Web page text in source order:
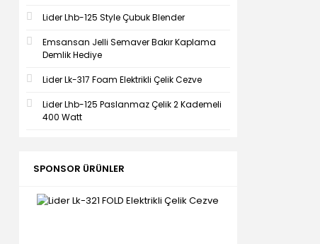
Lider Lhb-125 Style Çubuk Blender
Emsansan Jelli Semaver Bakır Kaplama
Demlik Hediye
Lider Lk-317 Foam Elektrikli Çelik Cezve
Lider Lhb-125 Paslanmaz Çelik 2 Kademeli
400 Watt
SPONSOR ÜRÜNLER